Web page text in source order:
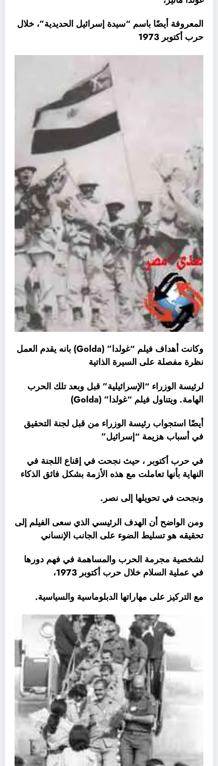
المعروفة أيضًا باسم “سيدة إسرائيل الحديدية”، خلال
حرب أكتوبر 1973
وكانت أهداف فيلم “غولدا” (Golda) بانه يقدم العمل
نظرة مفصلة على السيرة الذاتية
لرئيسة الوزراء “الإسرائيلية” قبل وبعد تلك الحرب
الهامة. ويتناول فيلم “غولدا” (Golda)
أيضًا استجواب رئيسة الوزراء من قبل لجنة التحقيق
في أسباب هزيمة “إسرائيل”
في حرب أكتوبر ، حيث نجحت في إقناع اللجنة في
النهاية بأنها تعاملت مع هذه الأزمة بشكل فائق الذكاء
ونجحت في تحويلها إلى نصر.
ومن الواضح أن الهدف الرئيسي الذي سعى الفيلم إلى
تحقيقه هو تسليط الضوء على الجانب الإنساني
لشخصية مجرمة الحرب والمساهمة في فهم دورها
في عملية السلام خلال حرب أكتوبر 1973،
مع التركيز على مهاراتها الدبلوماسية والسياسية.